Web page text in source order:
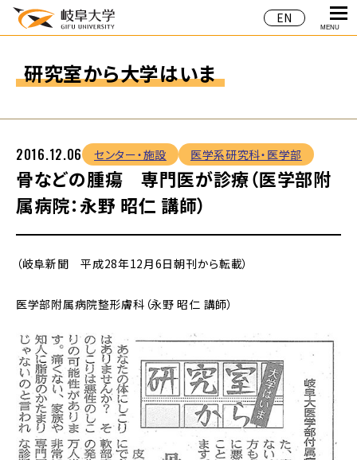
EN
MENU
研究室から大学はいま
骨などの腫瘍 専門医が診療（医学部附
属病院：永野 昭仁 講師）
2016.12.06 センター・施設 医学系研究科・医学部
（岐阜新聞 平成28年12月6日朝刊から転載）
医学部附属病院整形膚科（永野 昭仁 講師）